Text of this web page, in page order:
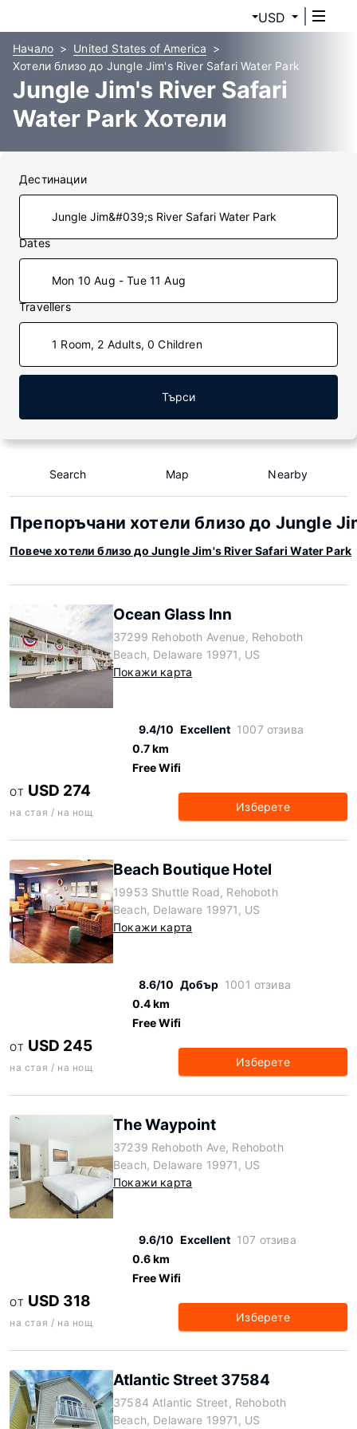
USD
Начало
United States of America
Хотели близо до Jungle Jim's River Safari Water Park
Jungle Jim's River Safari
Water Park Хотели
Дестинации
Dates
Mon 10 Aug - Tue 11 Aug
Travellers
1 Room, 2 Adults, 0 Children
Търси
Search Map Nearby
Препоръчани хотели близо до Jungle
Повече хотели близо до Jungle Jim's River Safari Water Park
Ocean Glass Inn
37299 Rehoboth Avenue, Rehoboth
Beach, Delaware 19971, US
Покажи карта
9.4/10 Excellent 1007 отзива
0.7 km
Free Wifi
ОТ USD 274
на стая / на нощ Изберете
Beach Boutique Hotel
19953 Shuttle Road, Rehoboth
Beach, Delaware 19971, US
Покажи карта
8.6/10 Добър 1001 отзива
0.4 km
Free Wifi
ОТ USD 245
на стая / на нощ Изберете
The Waypoint
37239 Rehoboth Ave, Rehoboth
Beach, Delaware 19971, US
Покажи карта
9.6/10 Excellent 107 отзива
0.6 km
Free Wifi
ОТ USD 318
на стая / на нощ Изберете
Atlantic Street 37584
37584 Atlantic Street, Rehoboth
Beach, Delaware 19971, US